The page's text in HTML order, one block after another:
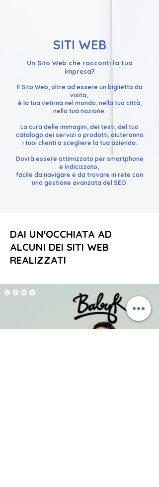
SITI WEB
Un Sito Web che racconti la tua
impresa?
Il Sito Web, oltre ad essere un biglietto da
visita,
è la tua vetrina nel mondo, nella tua città,
nella tua nazione.
La cura delle immagini, dei testi, del tuo
catalogo dei servizi o prodotti, aiuteranno
i tuoi clienti a scegliere la tua azienda.
Dovrà essere ottimizzato per smartphone
e indicizzato,
facile da navigare e da trovare in rete con
una gestione avanzata del SEO.
DAI UN'OCCHIATA AD
ALCUNI DEI SITI WEB
REALIZZATI